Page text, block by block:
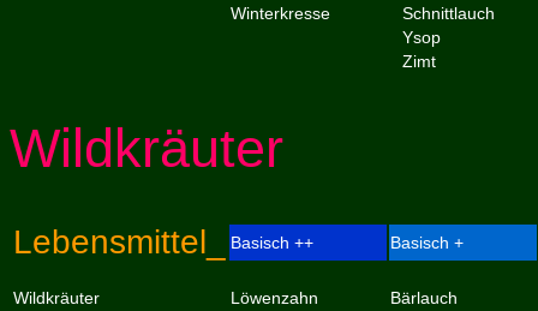
Winterkresse
Schnittlauch
Ysop
Zimt
Wildkräuter
Lebensmittel_ Basisch ++ Basisch +
Wildkräuter Löwenzahn
Bärlauch